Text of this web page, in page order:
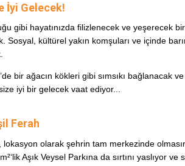
İyi Gelecek!
gibi hayatınızda filizlenecek ve yeşerecek
Sosyal, kültürel yakın komşuları ve içinde
bir ağacın kökleri gibi sımsıkı bağlanacak
iyi bir gelecek vaat ediyor...
Ferah
lokasyon olarak şehrin tam merkezinde
Aşık Veysel Parkına da sırtını yaslıyor